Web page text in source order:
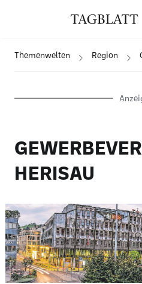
Themenwelten Region
HERISAU